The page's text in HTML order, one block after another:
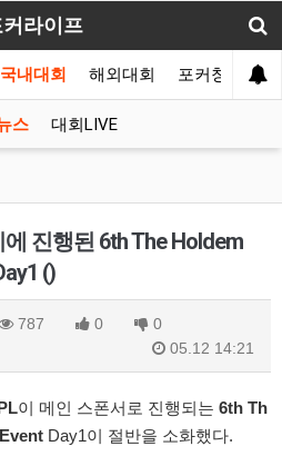
커라이프
국내대회 해외대회 포커창고
스 대회LIVE
진행된 6th The Holdem
()
787 0
0
05.12 14:21
이 메인 스폰서로 진행되는 6th Th
Day1이 절반을 소화했다.